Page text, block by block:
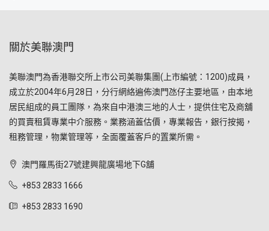
關於美聯澳門
美聯澳門為香港聯交所上市公司美聯集團(上市編號：1200)成員，
成立於2004年6月28日，分行網絡遍佈澳門氹仔主要地區，由本地
居民組成的員工團隊，為來自中港澳三地的人士，提供住宅及商舖
的買賣租賃專業中介服務。業務涵蓋估價，專業報告，銀行按揭，
租務管理，物業管理等，全面覆蓋客戶的置業所需。
澳門羅馬街27號建興龍廣場地下G舖
+853 2833 1666
+853 2833 1690